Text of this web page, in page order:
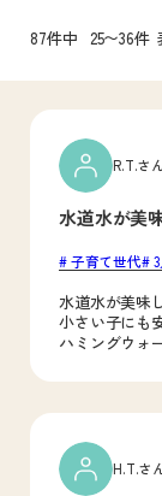
87件中 25〜36件
水道水が美
子育て世代 3
R.T.さ
水道水が美味
小さい子にも
ハミングウォ
H.T.さ